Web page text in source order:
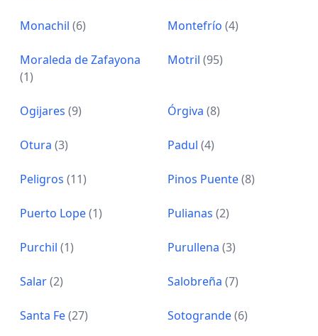
Monachil (6) Montefrío (4)
Moraleda de Zafayona
(1)
Motril (95)
Ogijares (9) Órgiva (8)
Otura (3) Padul (4)
Peligros (11) Pinos Puente(8)
Puerto Lope(1) Pulianas (2)
Purchil (1) Purullena (3)
Salar(2) Salobreña (7)
Santa Fe(27) Sotogrande(6)